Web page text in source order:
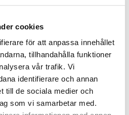
cookies
för att anpassa innehållet
tillhandahålla funktioner
vår trafik. Vi
identifierare och annan
till de sociala medier och
som vi samarbetar med.